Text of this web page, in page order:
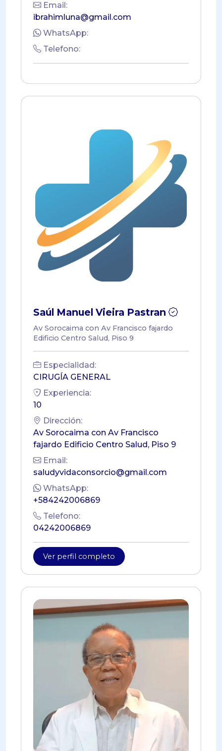
Email:
ibrahimluna@gmail.com
WhatsApp:
Telefono:
Saúl Manuel Vieira Pastran
Av Sorocaima con Av Francisco fajardo
Edificio Centro Salud, Piso 9
Especialidad:
CIRUGÍA GENERAL
Experiencia:
10
Dirección:
Av Sorocaima con Av Francisco
fajardo Edificio Centro Salud, Piso 9
Email:
saludyvidaconsorcio@gmail.com
WhatsApp:
+584242006869
Telefono:
04242006869
Ver perfil completo